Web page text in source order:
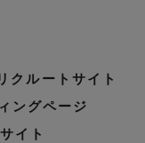
クルートサイト
ングページ
イト